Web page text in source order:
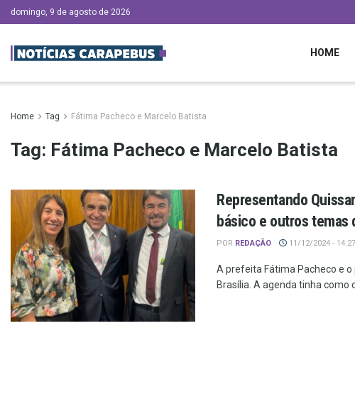
domingo, 9 de agosto de 2026
HOME
Home Tag Fátima Pacheco e Marcelo Batista
Tag: Fátima Pacheco e Marcelo Batista
Representando
básico e outros temas
POR REDAÇÃO 11/12/2024 - 14:27
A prefeita Fátima Pacheco e
Brasília. A agenda tinha como